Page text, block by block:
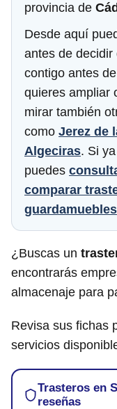
provincia de
Desde aquí
antes de
contigo antes
quieres ampliar
mirar también
como Jerez de
Algeciras. Si
puedes
comparar
guardamuebles
¿Buscas un
encontrarás
almacenaje para
Revisa sus fichas
servicios
Trasteros en
reseñas